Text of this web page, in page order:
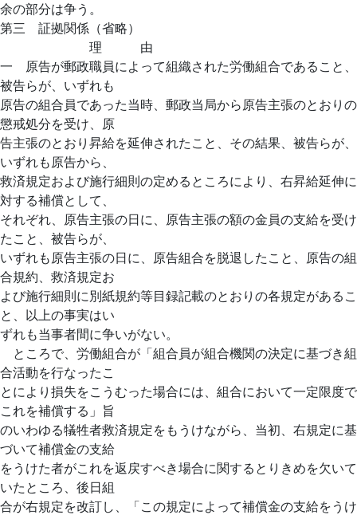
余の部分は争う。
第三 証拠関係（省略）
理 由
一 原告が郵政職員によって組織された労働組合であること、
被告らが、いずれも
原告の組合員であった当時、郵政当局から原告主張のとおりの
懲戒処分を受け、原
告主張のとおり昇給を延伸されたこと、その結果、被告らが、
いずれも原告から、
救済規定および施行細則の定めるところにより、右昇給延伸に
対する補償として、
それぞれ、原告主張の日に、原告主張の額の金員の支給を受け
たこと、被告らが、
いずれも原告主張の日に、原告組合を脱退したこと、原告の組
合規約、救済規定お
よび施行細則に別紙規約等目録記載のとおりの各規定があるこ
と、以上の事実はい
ずれも当事者間に争いがない。
ところで、労働組合が「組合員が組合機関の決定に基づき組
合活動を行なったこ
とにより損失をこうむった場合には、組合において一定限度で
これを補償する」旨
のいわゆる犠牲者救済規定をもうけながら、当初、右規定に基
づいて補償金の支給
をうけた者がこれを返戻すべき場合に関するとりきめを欠いて
いたところ、後日組
合が右規定を改訂し、「この規定によって補償金の支給をうけ